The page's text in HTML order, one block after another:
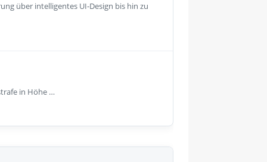
über intelligentes UI-Design bis hin zu
in Höhe …